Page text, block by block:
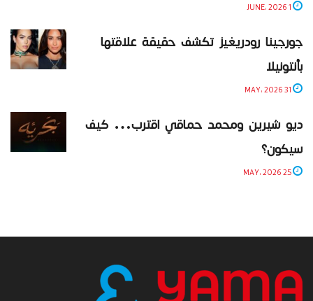
جورجينا رودريغيز تكشف حقيقة علاقتها
بأنتونيلا
ديو شيرين ومحمد حماقي اقترب… كيف
سيكون؟